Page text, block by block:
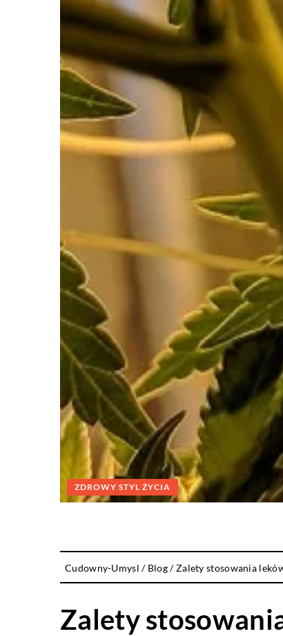
ZDROWY STYL ŻYCIA
Cudowny-Umysl / Blog/Zalety stosowania
Zalety